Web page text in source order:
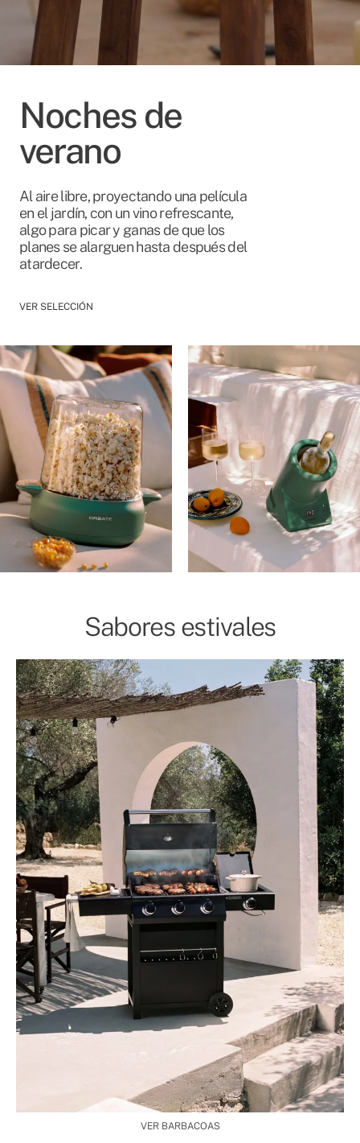
Noches de
verano
Al aire libre, proyectando una película
en el jardín, con un vino refrescante,
algo para picar y ganas de que los
planes se alarguen hasta después del
atardecer.
VER SELECCIÓN
Sabores estivales
VER BARBACOAS